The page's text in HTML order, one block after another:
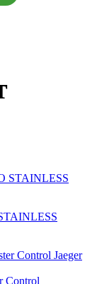
Jaeger
Control